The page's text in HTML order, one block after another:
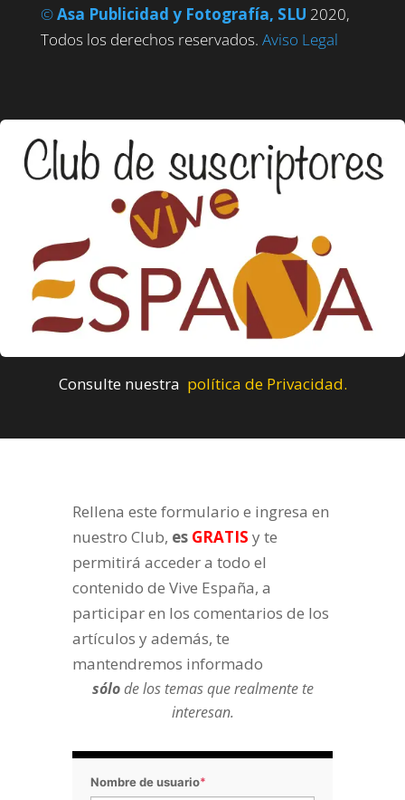
©Asa Publicidad y Fotografía, SLU 2020,
Todos los derechos reservados. Aviso Legal
Consulte nuestra política de Privacidad.
Rellena este formulario e ingresa en
nuestro Club, es GRATIS y te
permitirá acceder a todo el
contenido de Vive España, a
participar en los comentarios de los
artículos y además, te
mantendremos informado
sólode los temas que realmente te
interesan.
Nombre de usuario*